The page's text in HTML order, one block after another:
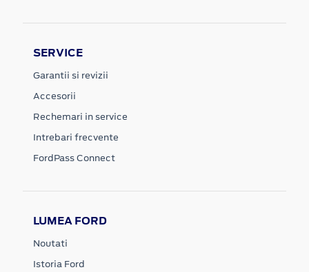
SERVICE
Garantii si revizii
Accesorii
Rechemari in service
Intrebari frecvente
FordPass Connect
LUMEA FORD
Noutati
Istoria Ford